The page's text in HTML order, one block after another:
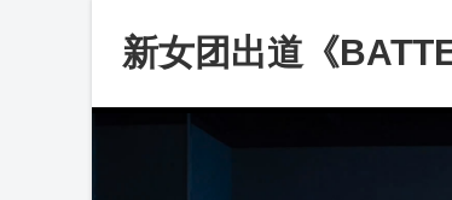
新女团出道《
蹈，活力热辣，节